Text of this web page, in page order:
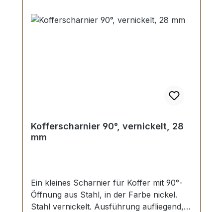
Kofferscharnier 90°, vernickelt, 28
mm
Ein kleines Scharnier für Koffer mit 90°-
Öffnung aus Stahl, in der Farbe nickel.
Stahl vernickelt. Ausführung aufliegend,